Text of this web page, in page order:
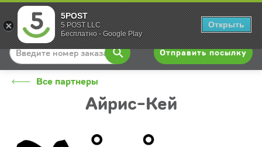
Вход
Отправить посылку
Все партнеры
Айрис-Кей
5POST
5 POST LLC
Бесплатно - Google Play
Открыть